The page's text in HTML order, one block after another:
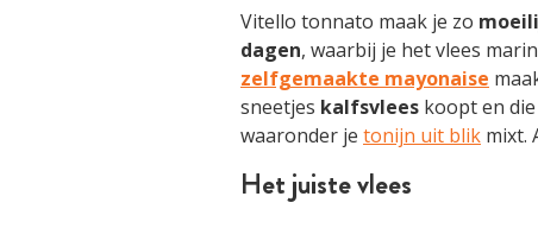
Vitello tonnato maak je zo
dagen, waarbij je het vlees
zelfgemaakte mayonaise
sneetjes kalfsvlees koopt en
waaronder je tonijn uit blik mixt.
Het juiste vlees